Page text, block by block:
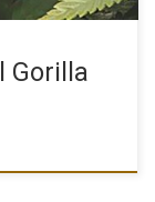
Gorilla